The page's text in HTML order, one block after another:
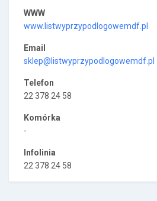
WWW
www.listwyprzypodlogowemdf.pl
Email
sklep@listwyprzypodlogowemdf.pl
Telefon
22 378 24 58
Komórka
-
Infolinia
22 378 24 58